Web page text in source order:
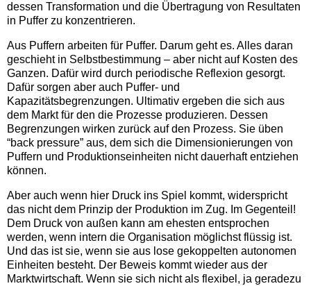
dessen Transformation und die Übertragung von Resultaten
in Puffer zu konzentrieren.
Aus Puffern arbeiten für Puffer. Darum geht es. Alles daran
geschieht in Selbstbestimmung – aber nicht auf Kosten des
Ganzen. Dafür wird durch periodische Reflexion gesorgt.
Dafür sorgen aber auch Puffer- und
Kapazitätsbegrenzungen. Ultimativ ergeben die sich aus
dem Markt für den die Prozesse produzieren. Dessen
Begrenzungen wirken zurück auf den Prozess. Sie üben
“back pressure” aus, dem sich die Dimensionierungen von
Puffern und Produktionseinheiten nicht dauerhaft entziehen
können.
Aber auch wenn hier Druck ins Spiel kommt, widerspricht
das nicht dem Prinzip der Produktion im Zug. Im Gegenteil!
Dem Druck von außen kann am ehesten entsprochen
werden, wenn intern die Organisation möglichst flüssig ist.
Und das ist sie, wenn sie aus lose gekoppelten autonomen
Einheiten besteht. Der Beweis kommt wieder aus der
Marktwirtschaft. Wenn sie sich nicht als flexibel, ja geradezu